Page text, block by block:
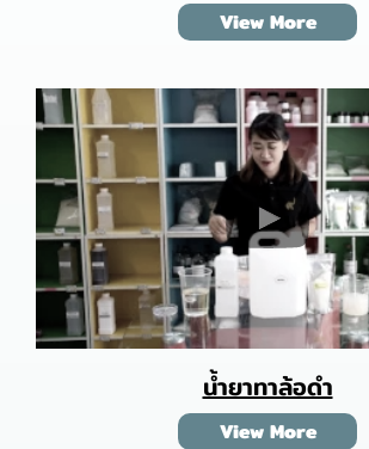
View More
น้ำยาทาล้อดำ
View More